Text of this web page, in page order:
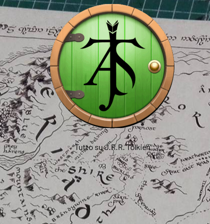
Tutto su J.R.R. Tolkien